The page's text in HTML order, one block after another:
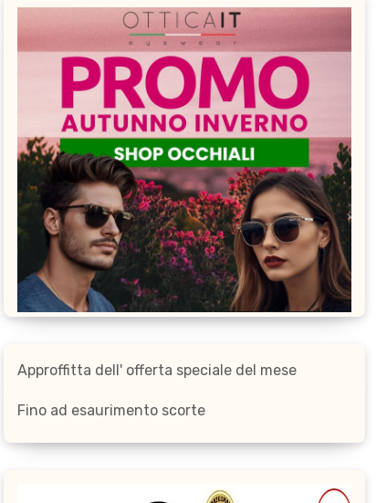
Approffitta dell' offerta speciale del mese
Fino ad esaurimento scorte